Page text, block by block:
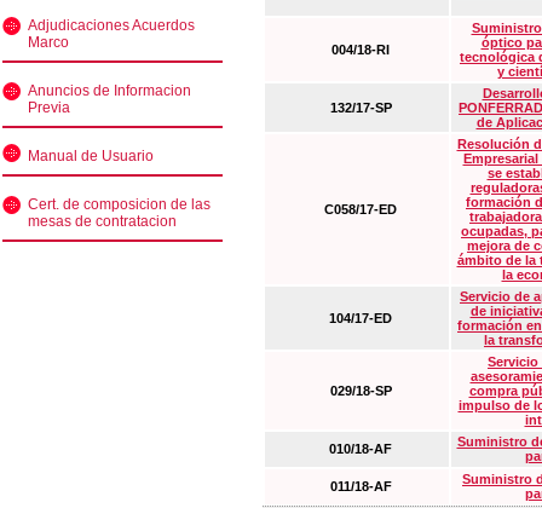
Adjudicaciones Acuerdos
Marco
Anuncios de Informacion
Previa
Manual de Usuario
Cert. de composicion de las
mesas de contratacion
004/18-RI
óptico
tecnológica
y
132/17-SP
de
C058/17-ED
Resolución
Empresarial
se
formación
ocupadas,
mejora de
ámbito de la
la
104/17-ED
Servicio de
de
formación
la
029/18-SP
Servicio
compra
impulso de
010/18-AF
Suministro
011/18-AF
Suministro